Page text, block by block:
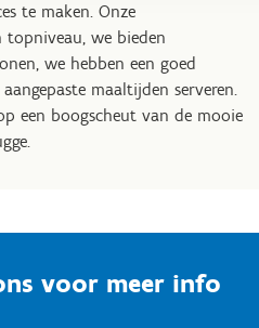
te maken. Onze
we bieden
we hebben een goed
maaltijden serveren.
een boogscheut van de mooie
voor meer info